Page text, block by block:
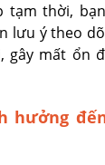
tạm thời,
lưu ý theo
gây mất ổn
hưởng